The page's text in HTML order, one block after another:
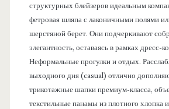
структурных блейзеров идеальным
фетровая шляпа с лаконичными полями
шерстяной берет. Они подчеркивают
элегантность, оставаясь в рамках дресс-
Неформальные прогулки и отдых.
выходного дня (casual) отлично
трикотажные шапки премиум-класса,
текстильные панамы из плотного хлопка